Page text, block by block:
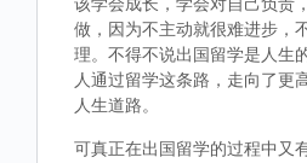
做，因为不主动就很难进步，
理。不得不说出国留学是人生
人通过留学这条路，走向了更
人生道路。
可真正在出国留学的过程中又